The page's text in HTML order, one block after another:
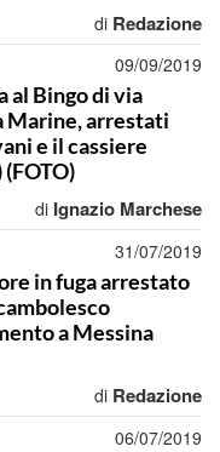
di Redazione
09/09/2019
al Bingo di via
Marine, arrestati
e il cassiere
di Ignazio Marchese
31/07/2019
in fuga arrestato
a Messina
di Redazione
06/07/2019